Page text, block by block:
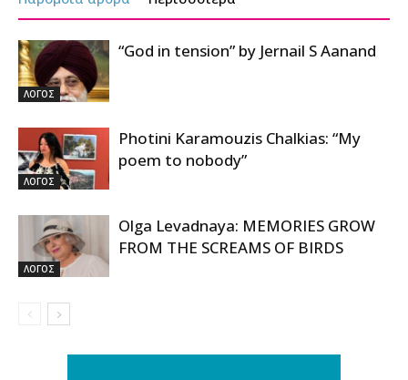
ΛΟΓΟΣ
“God in tension” by Jernail S Aanand
ΛΟΓΟΣ
Photini Karamouzis Chalkias: “My
poem to nobody”
ΛΟΓΟΣ
Olga Levadnaya: MEMORIES GROW
FROM THE SCREAMS OF BIRDS